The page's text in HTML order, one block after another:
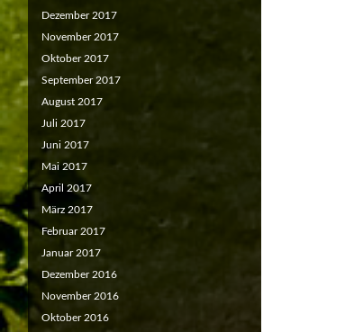
Dezember 2017
November 2017
Oktober 2017
September 2017
August 2017
Juli 2017
Juni 2017
Mai 2017
April 2017
März 2017
Februar 2017
Januar 2017
Dezember 2016
November 2016
Oktober 2016